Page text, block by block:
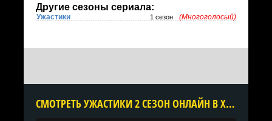
Другие сезоны сериала:
Ужастики 1 сезон (Многоголосый)
CМОТРЕТЬ УЖАСТИКИ 2 СЕЗОН ОНЛАЙН В ХОРОШЕМ КАЧЕСТВЕ ВСЕ СЕРИИ ПОДРЯД БЕСПЛАТНО